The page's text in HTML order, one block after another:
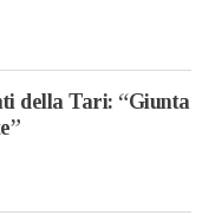
della Tari: “Giunta